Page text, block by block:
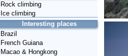
Rock climbing
Ice climbing
Interesting places
Brazil
French Guiana
Macao & Hongkong